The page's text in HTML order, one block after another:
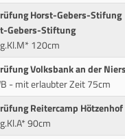
Horst-Gebers-Stifung
Gebers-Stiftung
120cm
Volksbank an der
- mit erlaubter Zeit 75cm
Reitercamp Hötzenhof
90cm